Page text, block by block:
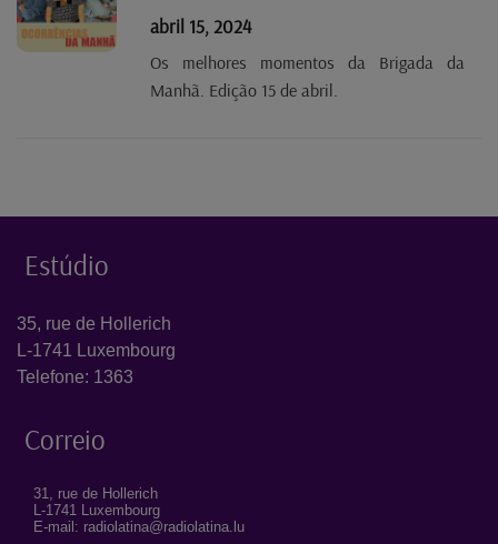
abril 15, 2024
Os melhores momentos da Brigada da
Manhã. Edição 15 de abril.
Estúdio
35, rue de Hollerich
L-1741 Luxembourg
Telefone: 1363
Correio
31, rue de Hollerich
L-1741 Luxembourg
E-mail: radiolatina@radiolatina.lu